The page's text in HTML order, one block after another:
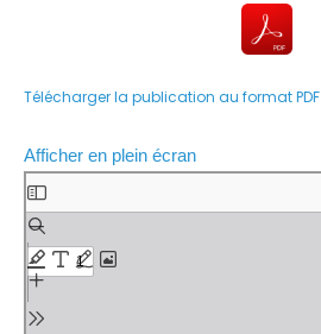
Télécharger la publication au format PDF
Afficher en plein écran
A
e
r